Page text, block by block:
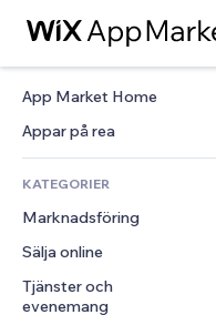
App Market Home
Appar på rea
KATEGORIER
Marknadsföring
Annonser
Mobil
Statistik
Sälja online
Appar för butiker
Frakt och leverans
Tjänster och
evenemang